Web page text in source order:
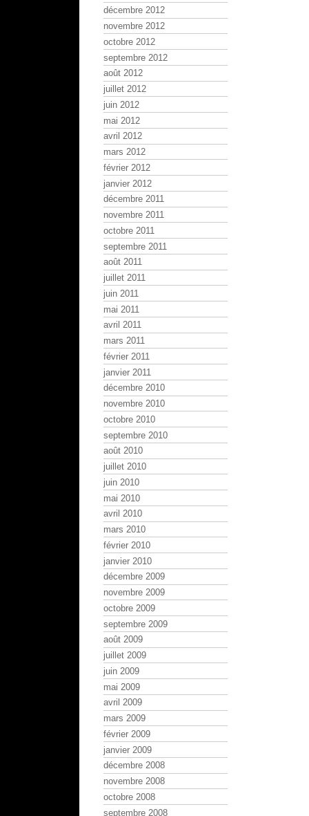
décembre 2012
novembre 2012
octobre 2012
septembre 2012
août 2012
juillet 2012
juin 2012
mai 2012
avril 2012
mars 2012
février 2012
janvier 2012
décembre 2011
novembre 2011
octobre 2011
septembre 2011
août 2011
juillet 2011
juin 2011
mai 2011
avril 2011
mars 2011
février 2011
janvier 2011
décembre 2010
novembre 2010
octobre 2010
septembre 2010
août 2010
juillet 2010
juin 2010
mai 2010
avril 2010
mars 2010
février 2010
janvier 2010
décembre 2009
novembre 2009
octobre 2009
septembre 2009
août 2009
juillet 2009
juin 2009
mai 2009
avril 2009
mars 2009
février 2009
janvier 2009
décembre 2008
novembre 2008
octobre 2008
septembre 2008